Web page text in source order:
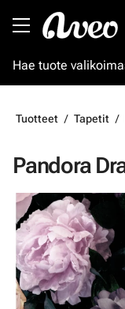
Tuotteet Tapetit
Pandora
Ohita kuvat